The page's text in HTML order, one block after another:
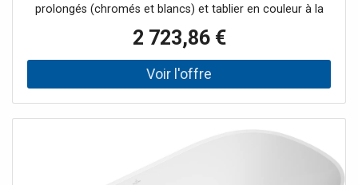
prolongés (chromés et blancs) et tablier en couleur à la
2 723,86 €